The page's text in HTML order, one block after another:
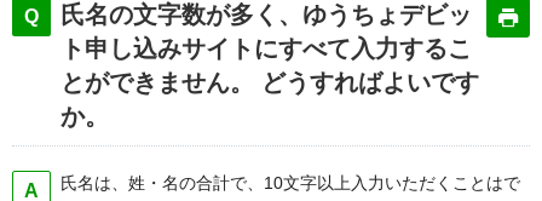
氏名の文字数が多く、ゆうちょデビッ
ト申し込みサイトにすべて入力するこ
とができません。 どうすればよいです
か。
氏名は、姓・名の合計で、10文字以上入力いただくことはで